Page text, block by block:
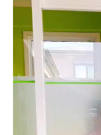
プ
レ
ー
ヤ